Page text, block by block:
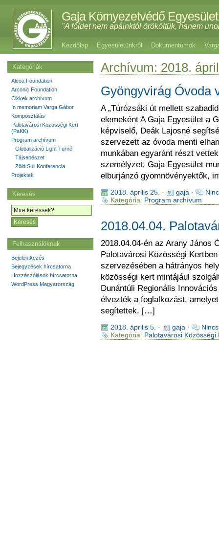
Gaja Környezetvédő Egyesület
"A földet nem apáinktól örököltük, hanem
Kezdőlap Egyesületünkről Dokumentumok
Archívum: 2018.
Gyöngyvirág Óvoda
A „Túrózsáki út mellett
elemeként A Gaja Egyesület a
képviselő, Deák Lajosné
szervezett az óvoda menti
munkában egyaránt részt
személyzet, Gaja Egyesület
elburjánzó gyomnövényektők,
2018. április 25. · gaja ·
Kategória: Program archívum
2018.04.04.
2018.04.04-én az Arany János
Palotavárosi Közösségi
szervezésében a hátrányos
közösségi kert mintájául
Dunántúli Regionális
élvezték a foglalkozást,
segítettek. […]
2018. április 5. · gaja ·
Kategória: Palotavárosi Közösségi
Kategóriák
Alcoa Foundation
Arconic Foundation
Cikkek archívum
In memoriam Varga Gábor
Komposztálás
Palotavárosi Közösségi Kert
(PaKK)
Program archívum
Globalizáció Light Turné
Tájsebészet
Zöld Suli Konferencia
Projektek
Keresés
Felhasználóknak
Bejelentkezés
Bejegyzések hírcsatorna
Hozzászólások hírcsatorna
WordPress Magyarország